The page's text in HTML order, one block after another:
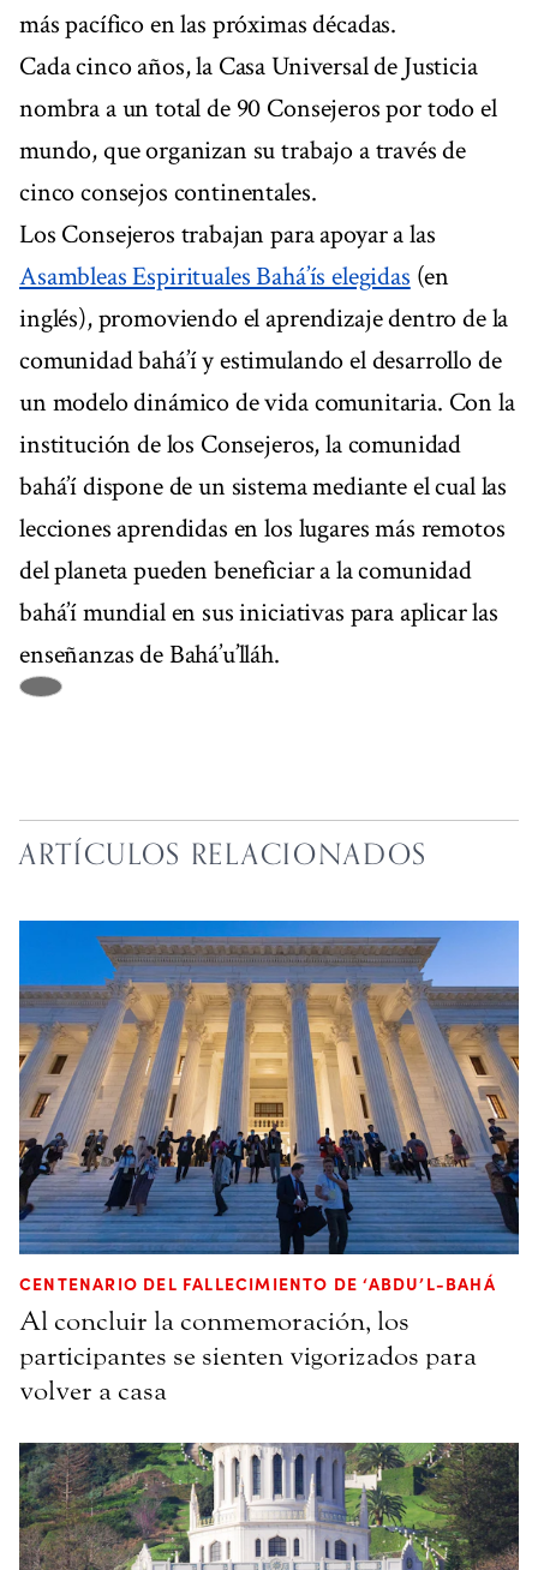
más pacífico en las próximas décadas.
Cada cinco años, la Casa Universal de Justicia
nombra a un total de 90 Consejeros por todo el
mundo, que organizan su trabajo a través de
cinco consejos continentales.
Los Consejeros trabajan para apoyar a las
Asambleas Espirituales Bahá’ís elegidas (en
inglés), promoviendo el aprendizaje dentro de la
comunidad bahá’í y estimulando el desarrollo de
un modelo dinámico de vida comunitaria. Con la
institución de los Consejeros, la comunidad
bahá’í dispone de un sistema mediante el cual las
lecciones aprendidas en los lugares más remotos
del planeta pueden beneficiar a la comunidad
bahá’í mundial en sus iniciativas para aplicar las
enseñanzas de Bahá’u’lláh.
ARTÍCULOS RELACIONADOS
CENTENARIO DEL FALLECIMIENTO DE ‘ABDU’L-BAHÁ
Al concluir la conmemoración, los
participantes se sienten vigorizados para
volver a casa